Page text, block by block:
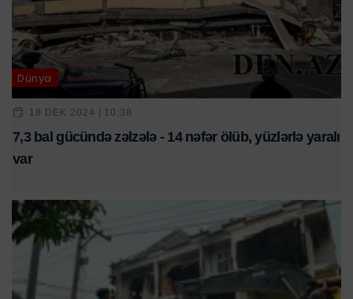
Dünya
18 DEK 2024 | 10:38
7,3 bal gücündə zəlzələ - 14 nəfər ölüb, yüzlərlə yaralı
var